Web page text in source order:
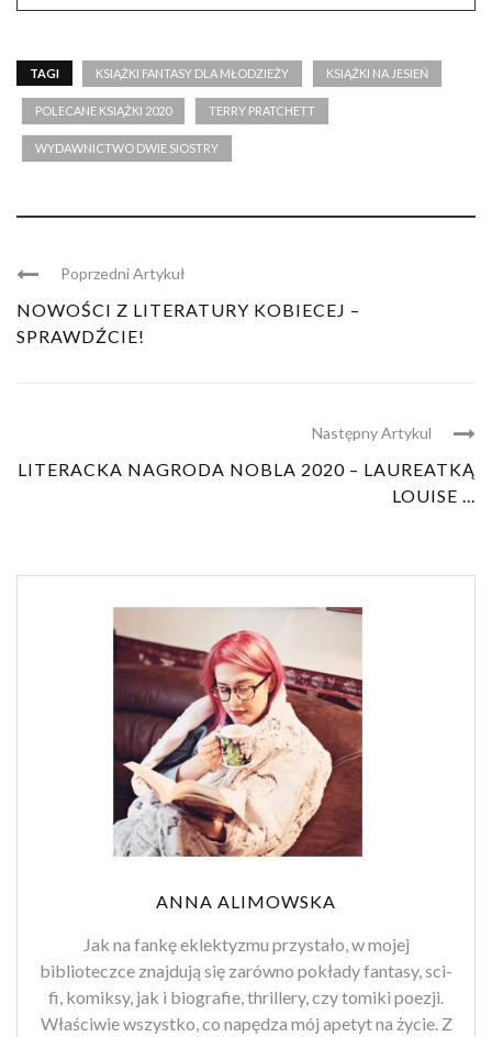
TAGI KSIĄŻKI FANTASY DLA MŁODZIEŻY KSIĄŻKI NA JESIEŃ
POLECANE KSIĄŻKI 2020 TERRY PRATCHETT
WYDAWNICTWO DWIE SIOSTRY
Poprzedni Artykuł
NOWOŚCI Z LITERATURY KOBIECEJ –
SPRAWDŹCIE!
Następny Artykul
LITERACKA NAGRODA NOBLA 2020 – LAUREATKĄ
LOUISE ...
ANNA ALIMOWSKA
Jak na fankę eklektyzmu przystało, w mojej
biblioteczce znajdują się zarówno pokłady fantasy, sci-
fi, komiksy, jak i biografie, thrillery, czy tomiki poezji.
Właściwie wszystko, co napędza mój apetyt na życie. Z